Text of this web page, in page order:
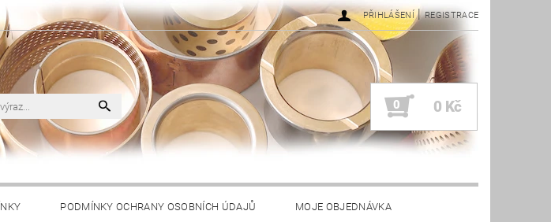
PŘIHLÁŠENÍ | REGISTRACE
0 0 Kč
PODMÍNKY OCHRANY OSOBNÍCH ÚDAJŮ MOJE OBJEDNÁVKA